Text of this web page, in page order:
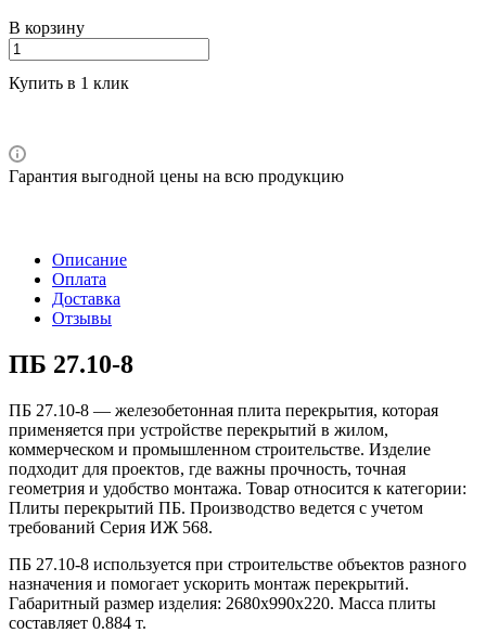
В корзину
Купить в 1 клик
Гарантия выгодной цены на всю продукцию
Описание
Оплата
Доставка
Отзывы
ПБ 27.10-8
ПБ 27.10-8 — железобетонная плита перекрытия, которая
применяется при устройстве перекрытий в жилом,
коммерческом и промышленном строительстве. Изделие
подходит для проектов, где важны прочность, точная
геометрия и удобство монтажа. Товар относится к категории:
Плиты перекрытий ПБ. Производство ведется с учетом
требований Серия ИЖ 568.
ПБ 27.10-8 используется при строительстве объектов разного
назначения и помогает ускорить монтаж перекрытий.
Габаритный размер изделия: 2680x990x220. Масса плиты
составляет 0.884 т.